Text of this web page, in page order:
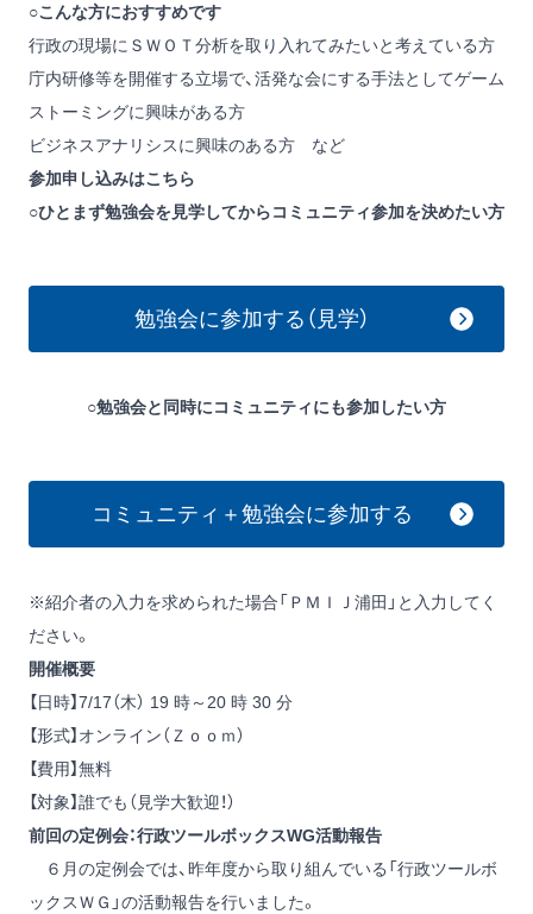
○こんな方におすすめです
行政の現場にＳＷＯＴ分析を取り入れてみたいと考えている方
庁内研修等を開催する立場で、活発な会にする手法としてゲーム
ストーミングに興味がある方
ビジネスアナリシスに興味のある方 など
参加申し込みはこちら
○ひとまず勉強会を見学してからコミュニティ参加を決めたい方
勉強会に参加する（見学）
○勉強会と同時にコミュニティにも参加したい方
コミュニティ＋勉強会に参加する
※紹介者の入力を求められた場合「ＰＭＩＪ浦田」と入力してく
ださい。
開催概要
【日時】7/17（木） 19 時～20 時 30 分
【形式】オンライン（Ｚｏｏｍ）
【費用】無料
【対象】誰でも（見学大歓迎！）
前回の定例会：行政ツールボックスWG活動報告
６月の定例会では、昨年度から取り組んでいる「行政ツールボ
ックスＷＧ」の活動報告を行いました。